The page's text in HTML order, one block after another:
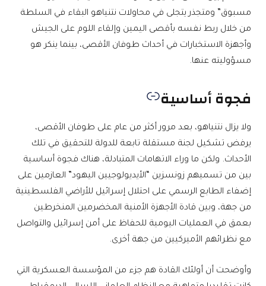
مسبوق” ومتجذر يتجلى في محاولات نتنياهو البقاء في السلطة
من خلال ربط نفسه بأقصى اليمين وإلقاء اللوم على الجيش
وأجهزة الاستخبارات في أحداث طوفان الأقصى، بينما ينكر هو
مسؤوليته عنها.
فجوة أساسية
ولا يزال نتنياهو، بعد مرور أكثر من عام على طوفان الأقصى،
يرفض تشكيل لجنة مستقلة تابعة للدولة للتحقيق في تلك
الأحداث. ولكن ما وراء الاتهامات المتبادلة، هناك فجوة أساسية
بين من تسميهم زونسزين “الأيديولوجيين اليهود” العازمين على
إضفاء الطابع الرسمي على احتلال إسرائيل للأراضي الفلسطينية
من جهة، وبين قادة الأجهزة الأمنية المخضرمين المنخرطين
بعمق في العمليات اليومية للحفاظ على أمن إسرائيل والتواصل
مع نظرائهم الأميركيين من جهة أخرى.
وأوضحت أن أولئك القادة هم جزء من المؤسسة العسكرية التي